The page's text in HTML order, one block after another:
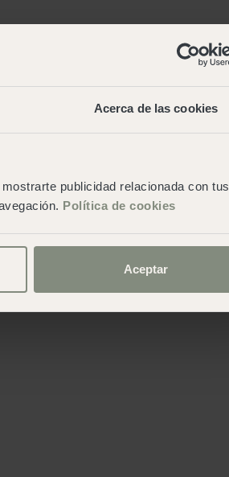
Acerca de las cookies
publicidad relacionada con tus
Política de cookies
Aceptar